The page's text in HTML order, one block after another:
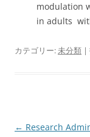
modulation
in adults
カテゴリー:未分類 |
投
← Research